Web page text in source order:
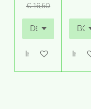
€ 16,50
In winkelwagenIn